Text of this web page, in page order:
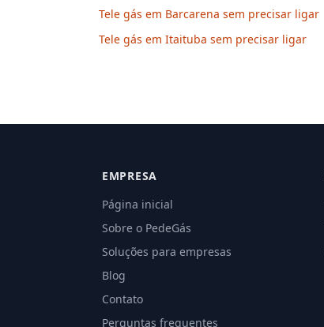
Tele gás em Barcarena sem precisar ligar
Tele gás em Itaituba sem precisar ligar
EMPRESA
Página inicial
Sobre o PedeGás
Soluções para empresas
Blog
Contato
Perguntas frequentes